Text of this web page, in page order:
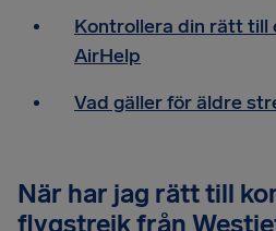
Kontrollera din rätt till
AirHelp
Vad gäller för äldre
När har jag rätt till
flygstrejk från